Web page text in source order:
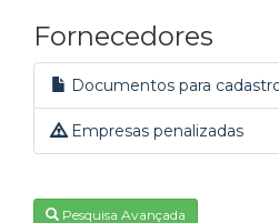
Fornecedores
Documentos para
Empresas penalizadas
Pesquisa Avançada